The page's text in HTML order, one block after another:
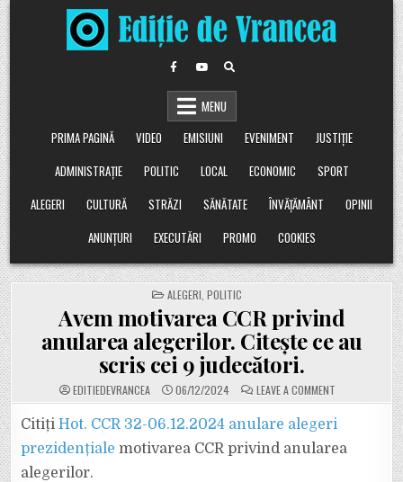
Skip
to
content
MENU
PRIMA PAGINĂ
VIDEO EMISIUNI EVENIMENT
JUSTIȚIE
ADMINISTRAȚIE
POLITIC LOCAL ECONOMIC
SPORT
ALEGERI
CULTURĂ STRĂZI SĂNĂTATE ÎNVĂȚĂMÂNT
OPINII
ANUNȚURI
EXECUTĂRI PROMO COOKIES
POSTED
IN
ALEGERI POLITIC
Avem motivarea CCR privind
anularea alegerilor. Citește ce au
scris cei 9 judecători.
EDITIEDEVRANCEA 06/12/2024 LEAVE A COMMENTON
AVEM
CCR
PRIVIND
ANULAREA
ALEGERILOR.
CitițiHot. CCR 32-06.12.2024 anulare alegeri
prezidențiale motivarea CCR privind anularea
alegerilor.